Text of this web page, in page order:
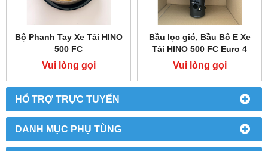
HỔ TRỢ TRỰC TUYẾN
DANH MỤC PHỤ TÙNG
Bộ Phanh Tay Xe Tải HINO
500 FC
Vui lòng gọi
Bầu lọc gió, Bầu Bô E Xe
Tải HINO 500 FC Euro 4
Vui lòng gọi